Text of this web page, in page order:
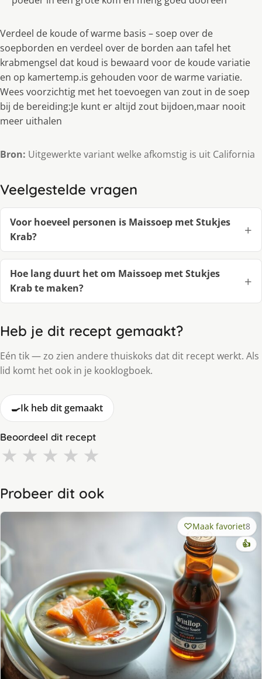
Verdeel de koude of warme basis – soep over de
soepborden en verdeel over de borden aan tafel het
krabmengsel dat koud is bewaard voor de koude variatie
en op kamertemp.is gehouden voor de warme variatie.
Wees voorzichtig met het toevoegen van zout in de soep
bij de bereiding:Je kunt er altijd zout bijdoen,maar nooit
meer uithalen
Bron: Uitgewerkte variant welke afkomstig is uit California
Veelgestelde vragen
Voor hoeveel personen is Maissoep met Stukjes
Krab?
Hoe lang duurt het om Maissoep met Stukjes
Krab te maken?
Heb je dit recept gemaakt?
Eén tik — zo zien andere thuiskoks dat dit recept werkt. Als
lid komt het ook in je kooklogboek.
🍳Ik heb dit gemaakt
Beoordeel dit recept
★ ★ ★ ★ ★
Probeer dit ook
Maak favoriet8
👍